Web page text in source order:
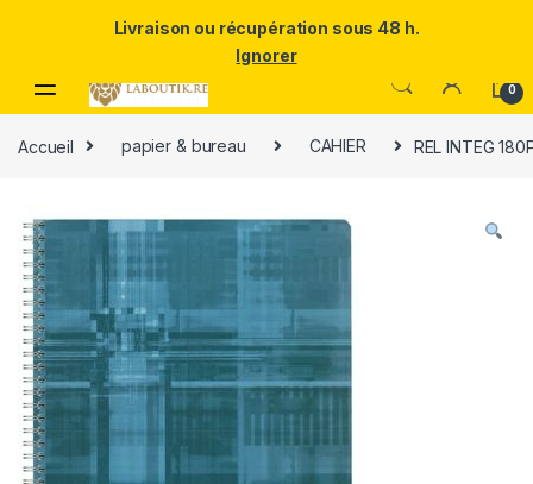
puissance et l'élégance du Samsung Galaxy S25 Ultra à prix réduit.
0
Accueil papier & bureau CAHIER REL INTEG
Livraison ou récupération sous 48 h.
Ignorer